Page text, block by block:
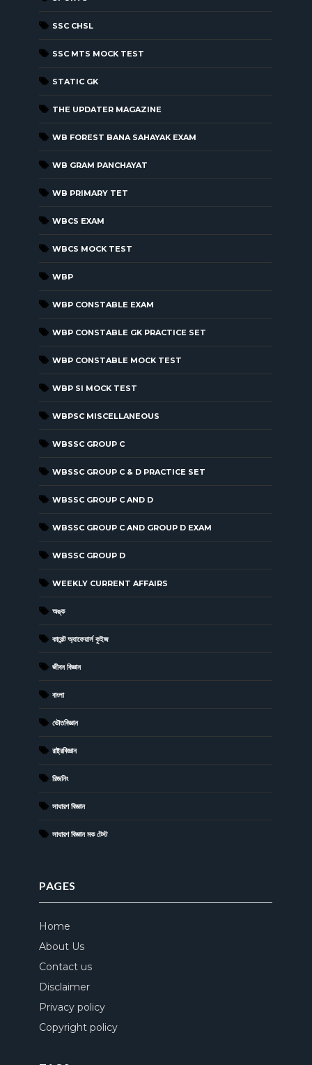
SSC CHSL
SSC MTS MOCK TEST
STATIC GK
THE UPDATER MAGAZINE
WB FOREST BANA SAHAYAK EXAM
WB GRAM PANCHAYAT
WB PRIMARY TET
WBCS EXAM
WBCS MOCK TEST
WBP
WBP CONSTABLE EXAM
WBP CONSTABLE GK PRACTICE SET
WBP CONSTABLE MOCK TEST
WBP SI MOCK TEST
WBPSC MISCELLANEOUS
WBSSC GROUP C
WBSSC GROUP C & D PRACTICE SET
WBSSC GROUP C AND D
WBSSC GROUP C AND GROUP D EXAM
WBSSC GROUP D
WEEKLY CURRENT AFFAIRS
অঙ্ক
কারেন্ট অ্যাফেয়ার্স কুইজ
জীবন বিজ্ঞান
বাংলা
ভৌতবিজ্ঞান
রাষ্ট্রবিজ্ঞান
রিজনিং
সাধারণ বিজ্ঞান
সাধারণ বিজ্ঞান মক টেস্ট
PAGES
Home
About Us
Contact us
Disclaimer
Privacy policy
Copyright policy